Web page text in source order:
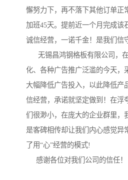
懈努力下，再不落下其他订单正
加班45天。提前近一个月完成该
诚信经营，一诺千金！是我们信
无锡昌鸿钢格板有限公司，
化、各种广告推广泛滥的今天，
大幅降低广告投入，以此降低产
信经营，承诺就坚定做到！在浮
们很渺小，在庞大的企业群里，
是客碑相传却让我们内心感觉异
了用“心”经营的模式!
感谢各位对我们公司的信任！